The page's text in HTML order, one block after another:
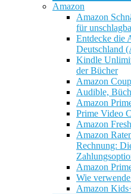
Amazon
Amazon
für
Entdecke die
Deutschland
Kindle
der Bücher
Amazon
Audible,
Amazon
Prime Video
Amazon
Amazon
Rechnung:
Amazon
Wie
Amazon